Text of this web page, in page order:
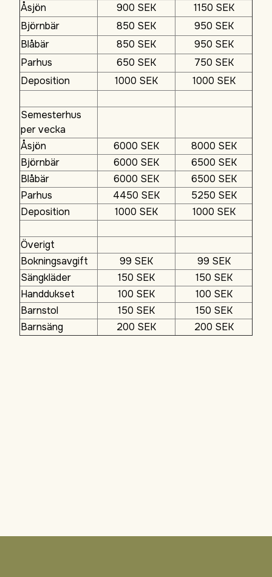
Åsjön
900 SEK
1150 SEK
Björnbär
850 SEK
950 SEK
Blåbär
850 SEK
950 SEK
Parhus
650 SEK
750 SEK
Deposition
1000 SEK 1000 SEK
Semesterhus
per vecka
Åsjön
6000 SEK
8000 SEK
Björnbär
6000 SEK
6500 SEK
Blåbär
6000 SEK
6500 SEK
Parhus
4450 SEK
5250 SEK
Deposition
1000 SEK 1000 SEK
Överigt
Bokningsavgift
99 SEK
99 SEK
Sängkläder
150 SEK
150 SEK
Handdukset
100 SEK
100 SEK
Barnstol
150 SEK
150 SEK
Barnsäng
200 SEK 200 SEK